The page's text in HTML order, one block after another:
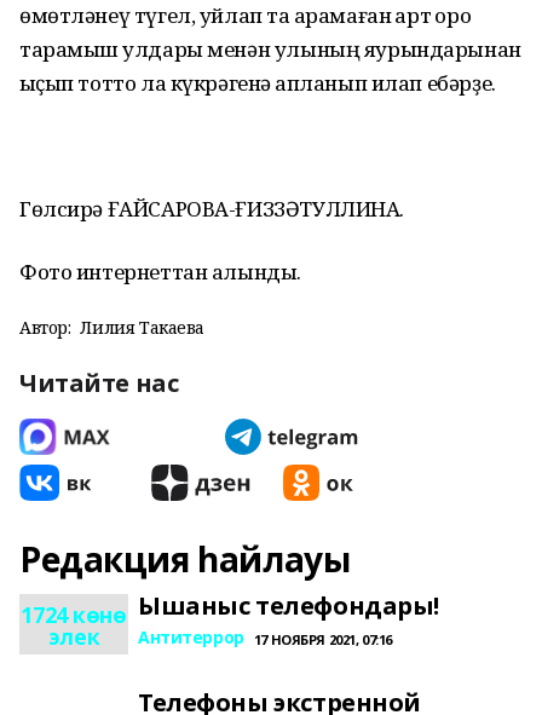
ɵмɵтлəнеү түгел, уйлап та ҡарамаған ҡарт ҡоро
тарамыш ҡулдары менəн улының яурындарынан
ҡыҫып тотто ла күкрəгенə ҡапланып илап ебəрҙе.
Гөлсирә ҒАЙСАРОВА-ҒИЗЗӘТУЛЛИНА.
Фото интернеттан алынды.
Автор: Лилия Такаева
Читайте нас
Редакция һайлауы
1724 көнө
элек
Ышаныс телефондары!
Антитеррор 17 НОЯБРЯ 2021, 07:16
Телефоны экстренной